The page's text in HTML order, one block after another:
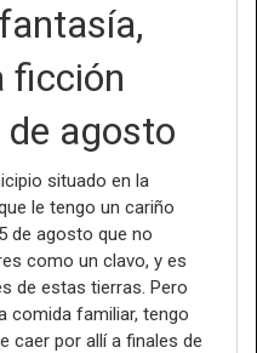
ficción
agosto
situado en la
le tengo un cariño
de agosto que no
como un clavo, y es
de estas tierras. Pero
comida familiar, tengo
caer por allí a finales de